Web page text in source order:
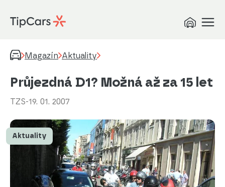
Magazín Aktuality
Průjezdná D1? Možná až za 15 let
TZS-19. 01. 2007
Aktuality